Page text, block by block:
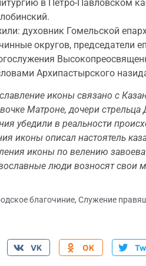
в Петро-Павловском
духовник Гомельской
округов, председатели
Архипастырского
иконы связано с
Матроне, дочери
убедили в реальности
иконы описал настоятель
иконы по велению
люди возносят свои
благочиние, Служение
VK OK